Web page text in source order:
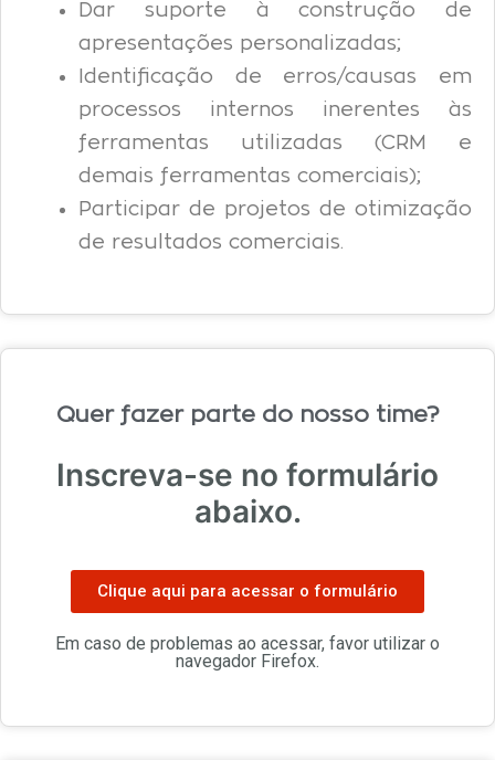
Dar suporte à construção de
apresentações personalizadas;
Identificação de erros/causas em
processos internos inerentes às
ferramentas utilizadas (CRM e
demais ferramentas comerciais);
Participar de projetos de otimização
de resultados comerciais.
Quer fazer parte do nosso time?
Inscreva-se no formulário
abaixo.
Clique aqui para acessar o formulário
Em caso de problemas ao acessar, favor utilizar o
navegador Firefox.